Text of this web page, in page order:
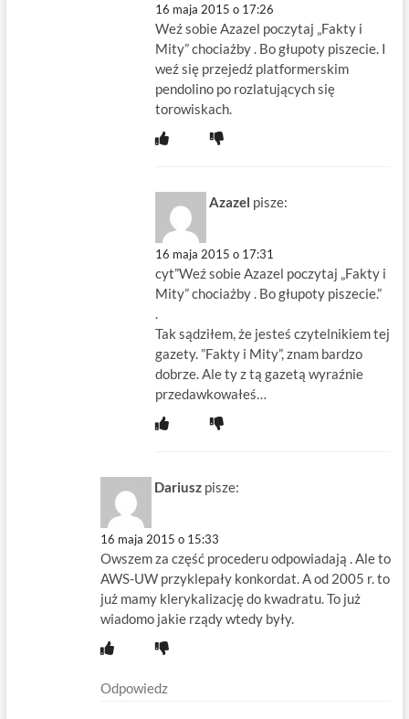
16 maja 2015 o 17:26
Weź sobie Azazel poczytaj „Fakty i
Mity” chociażby . Bo głupoty piszecie. I
weź się przejedź platformerskim
pendolino po rozlatujących się
torowiskach.
Azazel pisze:
16 maja 2015 o 17:31
cyt”Weź sobie Azazel poczytaj „Fakty i
Mity” chociażby . Bo głupoty piszecie.”
.
Tak sądziłem, że jesteś czytelnikiem tej
gazety. ”Fakty i Mity”, znam bardzo
dobrze. Ale ty z tą gazetą wyraźnie
przedawkowałeś…
Dariusz pisze:
16 maja 2015 o 15:33
Owszem za część procederu odpowiadają . Ale to
AWS-UW przyklepały konkordat. A od 2005 r. to
już mamy klerykalizację do kwadratu. To już
wiadomo jakie rządy wtedy były.
Odpowiedz